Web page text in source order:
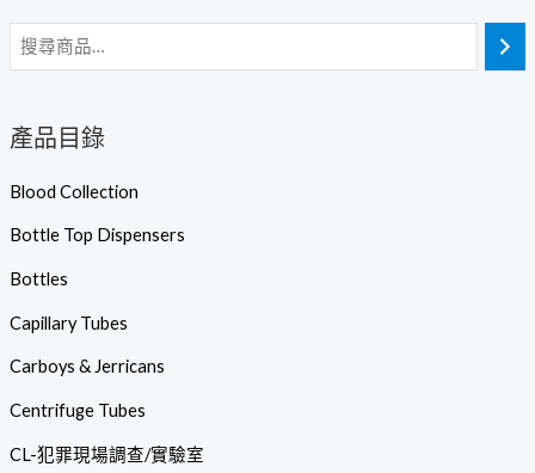
產品目錄
Blood Collection
Bottle Top Dispensers
Bottles
Capillary Tubes
Carboys & Jerricans
Centrifuge Tubes
CL-犯罪現場調查/實驗室